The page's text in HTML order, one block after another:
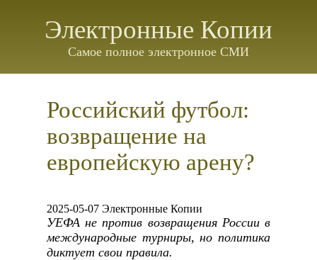
Электронные Копии
Самое полное электронное СМИ
Российский футбол:
возвращение на
европейскую арену?
2025-05-07 Электронные Копии
УЕФА не против возвращения России в
международные турниры, но политика
диктует свои правила.